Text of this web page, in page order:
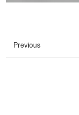
Previous